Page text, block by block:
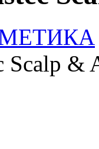
Scalp &